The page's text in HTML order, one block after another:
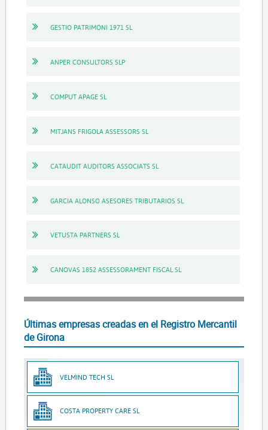
GESTIO PATRIMONI 1971 SL
ANPER CONSULTORS SLP
COMPUT APAGE SL
MITJANS FRIGOLA ASSESSORS SL
CATAUDIT AUDITORS ASSOCIATS SL
GARCIA ALONSO ASESORES TRIBUTARIOS SL
VETUSTA PARTNERS SL
CANOVAS 1852 ASSESSORAMENT FISCAL SL
Últimas empresas creadas en el Registro Mercantil
de Girona
VELMIND TECH SL
COSTA PROPERTY CARE SL